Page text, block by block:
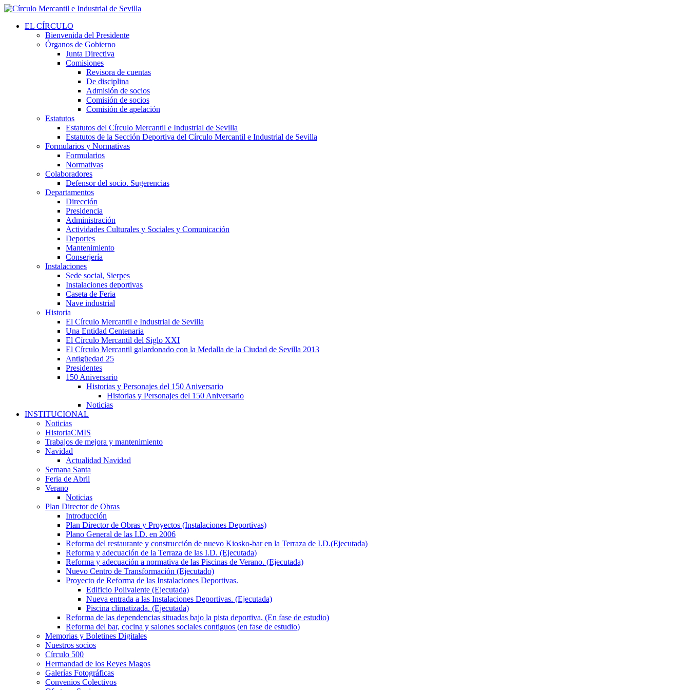
EL CÍRCULO
Bienvenida del Presidente
Órganos de Gobierno
Junta Directiva
Comisiones
Revisora de cuentas
De disciplina
Admisión de socios
Comisión de socios
Comisión de apelación
Estatutos
Estatutos del Círculo Mercantil e Industrial de Sevilla
Estatutos de la Sección Deportiva del Círculo Mercantil e Industrial de Sevilla
Formularios y Normativas
Formularios
Normativas
Colaboradores
Defensor del socio. Sugerencias
Departamentos
Dirección
Presidencia
Administración
Actividades Culturales y Sociales y Comunicación
Deportes
Mantenimiento
Conserjería
Instalaciones
Sede social, Sierpes
Instalaciones deportivas
Caseta de Feria
Nave industrial
Historia
El Círculo Mercantil e Industrial de Sevilla
Una Entidad Centenaria
El Círculo Mercantil del Siglo XXI
El Círculo Mercantil galardonado con la Medalla de la Ciudad de Sevilla 2013
Antigüedad 25
Presidentes
150 Aniversario
Historias y Personajes del 150 Aniversario
Historias y Personajes del 150 Aniversario
Noticias
INSTITUCIONAL
Noticias
HistoriaCMIS
Trabajos de mejora y mantenimiento
Navidad
Actualidad Navidad
Semana Santa
Feria de Abril
Verano
Noticias
Plan Director de Obras
Introducción
Plan Director de Obras y Proyectos (Instalaciones Deportivas)
Plano General de las I.D. en 2006
Reforma del restaurante y construcción de nuevo Kiosko-bar en la Terraza de I.D.(Ejecutada)
Reforma y adecuación de la Terraza de las I.D. (Ejecutada)
Reforma y adecuación a normativa de las Piscinas de Verano. (Ejecutada)
Nuevo Centro de Transformación (Ejecutado)
Proyecto de Reforma de las Instalaciones Deportivas.
Edificio Polivalente (Ejecutada)
Nueva entrada a las Instalaciones Deportivas. (Ejecutada)
Piscina climatizada. (Ejecutada)
Reforma de las dependencias situadas bajo la pista deportiva. (En fase de estudio)
Reforma del bar, cocina y salones sociales contiguos (en fase de estudio)
Memorias y Boletines Digitales
Nuestros socios
Círculo 500
Hermandad de los Reyes Magos
Galerías Fotográficas
Convenios Colectivos